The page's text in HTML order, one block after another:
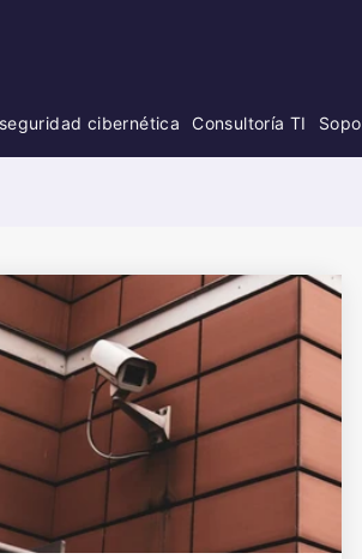
cibernética Consultoría TI